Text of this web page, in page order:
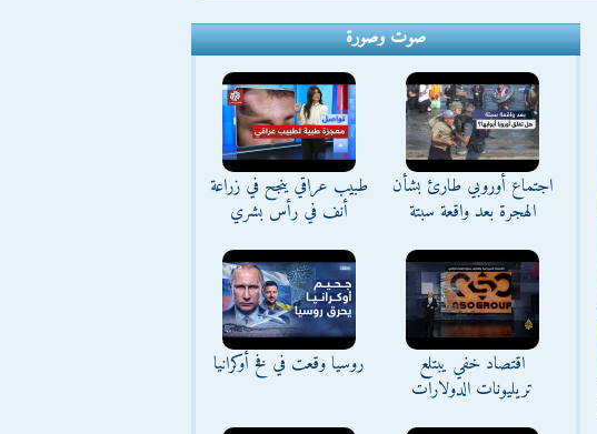
صوت وصورة
اجتماع أوروبي طارئ بشأن
الهجرة بعد واقعة سبتة
طبيب عراقي ينجح في زراعة
أنف في رأس بشري
اقتصاد خفي يبتلع
تريليونات الدولارات
روسيا وقعت في فخ أوكرانيا